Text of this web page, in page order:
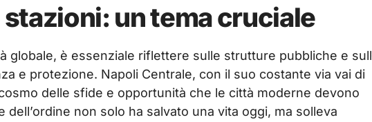
un tema cruciale
globale, è essenziale riflettere sulle strutture pubbliche e
e protezione. Napoli Centrale, con il suo costante via vai di
delle sfide e opportunità che le città moderne devono
non solo ha salvato una vita oggi, ma solleva